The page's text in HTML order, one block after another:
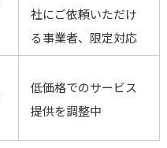
社にご依頼いただけ
る事業者、限定対応
低価格でのサービス
提供を調整中